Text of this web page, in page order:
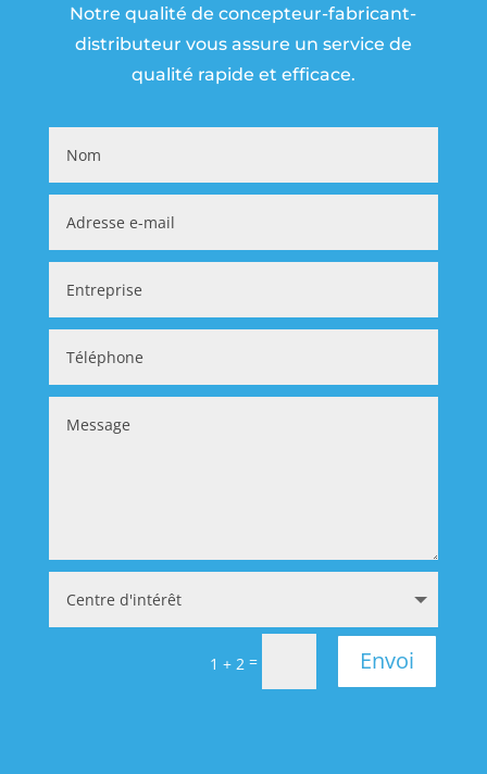
Notre qualité de concepteur-fabricant-
distributeur vous assure un service de
qualité rapide et efficace.
1 + 2 = Envoi